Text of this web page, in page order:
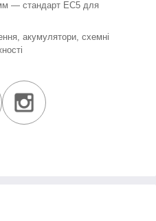
— стандарт EC5 для
акумулятори, схемні